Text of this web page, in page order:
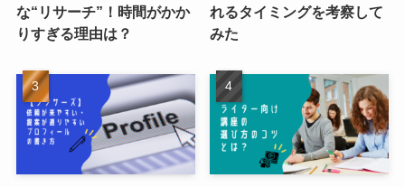
な“リサーチ”！時間がかか
りすぎる理由は？
れるタイミングを考察して
みた